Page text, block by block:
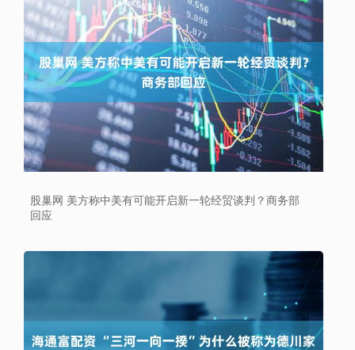
股巢网 美方称中美有可能开启新一轮经贸谈判？商务部
回应